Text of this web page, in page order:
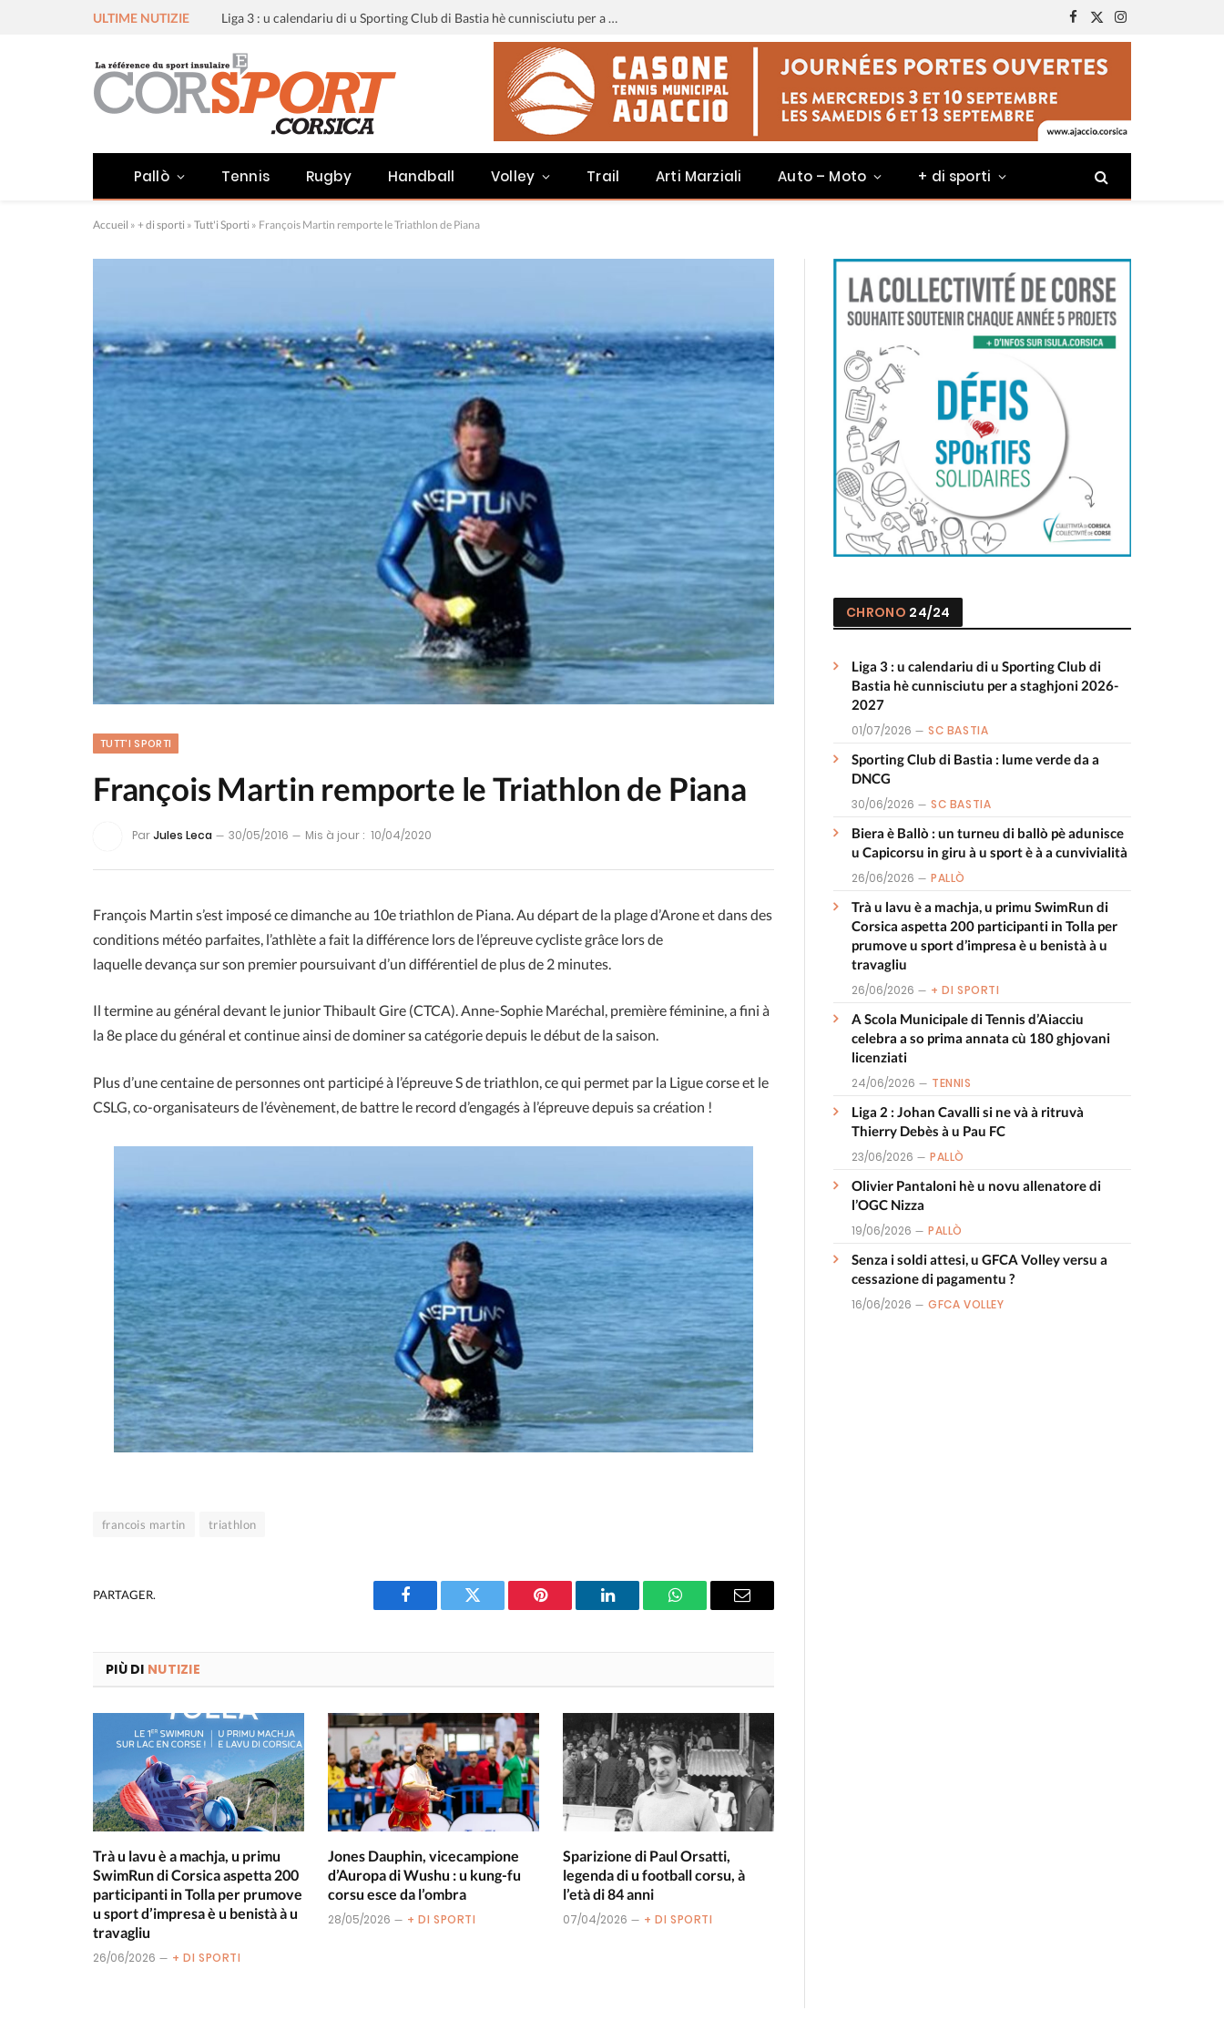
ULTIME NUTIZIE Liga 3 : u calendariu di u Sporting Club di Bastia hè cunnisciutu per a staghjoni 2026-2027
Facebook
X
(Twitter)
Instagram
Pallò Tennis Rugby Handball Volley Trail Arti Marziali Auto – Moto + di sporti
Accueil » + di sporti » Tutt'i Sporti » François Martin remporte le Triathlon de Piana
TUTT'I SPORTI
François Martin remporte le Triathlon de Piana
ParJules Leca 30/05/2016 Mis à jour : 10/04/2020
François Martin s’est imposé ce dimanche au 10e triathlon de Piana. Au départ de la plage d’Arone et dans des
conditions météo parfaites, l’athlète a fait la différence lors de l’épreuve cycliste grâce lors de
laquelle devança sur son premier poursuivant d’un différentiel de plus de 2 minutes.
Il termine au général devant le junior Thibault Gire (CTCA). Anne-Sophie Maréchal, première féminine, a fini à
la 8e place du général et continue ainsi de dominer sa catégorie depuis le début de la saison.
Plus d’une centaine de personnes ont participé à l’épreuve S de triathlon, ce qui permet par la Ligue corse et le
CSLG, co-organisateurs de l’évènement, de battre le record d’engagés à l’épreuve depuis sa création !
francois martin triathlon
PARTAGER.
Facebook Twitter Pinterest LinkedIn WhatsAppEmail
PIÙ DI NUTIZIE
Trà u lavu è a machja, u primu
SwimRun di Corsica aspetta 200
participanti in Tolla per prumove
u sport d’impresa è u benistà à u
travagliu
26/06/2026 + DI SPORTI
Jones Dauphin, vicecampione
d’Auropa di Wushu : u kung-fu
corsu esce da l’ombra
28/05/2026 + DI SPORTI
Sparizione di Paul Orsatti,
legenda di u football corsu, à
l’età di 84 anni
07/04/2026 + DI SPORTI
CHRONO 24/24
Liga 3 : u calendariu di u Sporting Club di
Bastia hè cunnisciutu per a staghjoni 2026-
2027
01/07/2026 SC BASTIA
Sporting Club di Bastia : lume verde da a
DNCG
30/06/2026 SC BASTIA
Biera è Ballò : un turneu di ballò pè adunisce
u Capicorsu in giru à u sport è à a cunvivialità
26/06/2026 PALLÒ
Trà u lavu è a machja, u primu SwimRun di
Corsica aspetta 200 participanti in Tolla per
prumove u sport d’impresa è u benistà à u
travagliu
26/06/2026 + DI SPORTI
A Scola Municipale di Tennis d’Aiacciu
celebra a so prima annata cù 180 ghjovani
licenziati
24/06/2026 TENNIS
Liga 2 : Johan Cavalli si ne và à ritruvà
Thierry Debès à u Pau FC
23/06/2026 PALLÒ
Olivier Pantaloni hè u novu allenatore di
l’OGC Nizza
19/06/2026 PALLÒ
Senza i soldi attesi, u GFCA Volley versu a
cessazione di pagamentu ?
16/06/2026 GFCA VOLLEY